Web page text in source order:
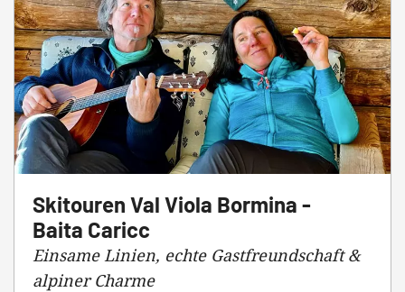
Skitouren Val Viola Bormina -
Baita Caricc
Einsame Linien, echte Gastfreundschaft &
alpiner Charme